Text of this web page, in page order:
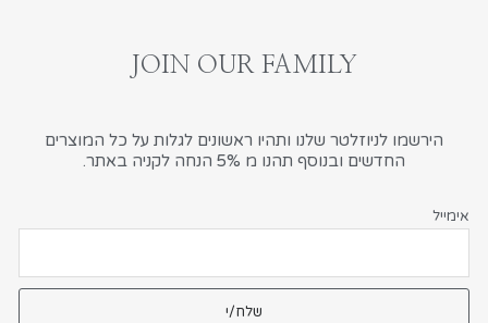
JOIN OUR FAMILY
הירשמו לניוזלטר שלנו ותהיו ראשונים לגלות על כל המוצרים
החדשים ובנוסף תהנו מ 5% הנחה לקניה באתר.
אימייל
שלח/י